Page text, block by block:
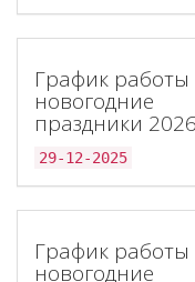
График работы
новогодние
праздники
29-12-2025
График работы
новогодние